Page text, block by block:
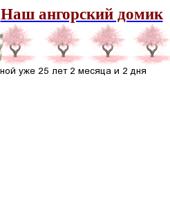
Наш ангорский домик